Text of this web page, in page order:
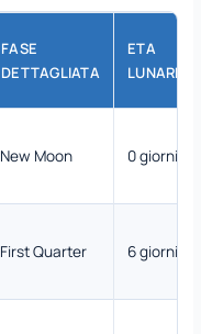
FASE
DETTAGLIATA
ETA
LUNARE
New Moon 0 giorni
First Quarter 6 giorni